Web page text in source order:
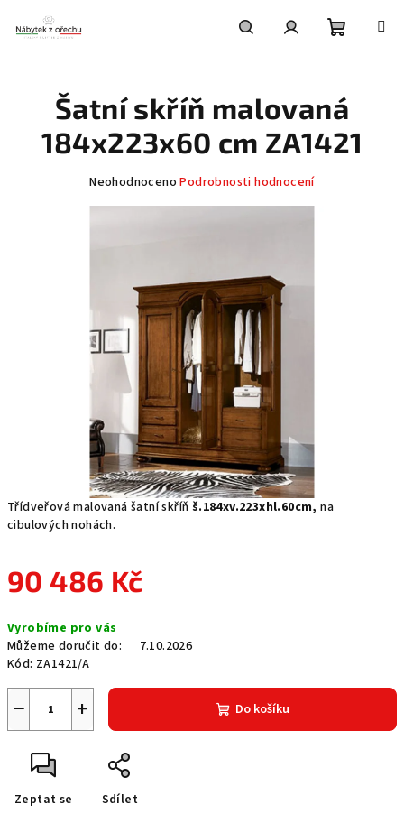
obsah
košík
Třídveřová malovaná šatní skříň š.184xv.223xhl.60cm,na
cibulových nohách.
90 486 Kč
cena:
Vyrobíme pro vás
Můžeme doručit do:
7.10.2026
Kód: ZA1421/A
+
− Do košíku
Zeptat se Sdílet
Šatní skříň malovaná
184x223x60 cm ZA1421
Průměrné
hvězdiček.
Neohodnoceno Podrobnosti hodnocení